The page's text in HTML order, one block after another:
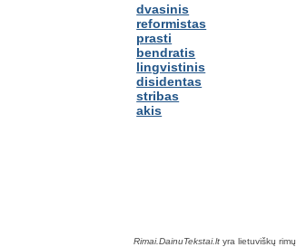
dvasinis
reformistas
prasti
bendratis
lingvistinis
disidentas
stribas
akis
Rimai.DainuTekstai.lt yra lietuviškų